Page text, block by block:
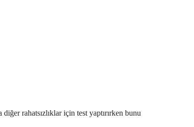
rahatsızlıklar için test yaptırırken bunu